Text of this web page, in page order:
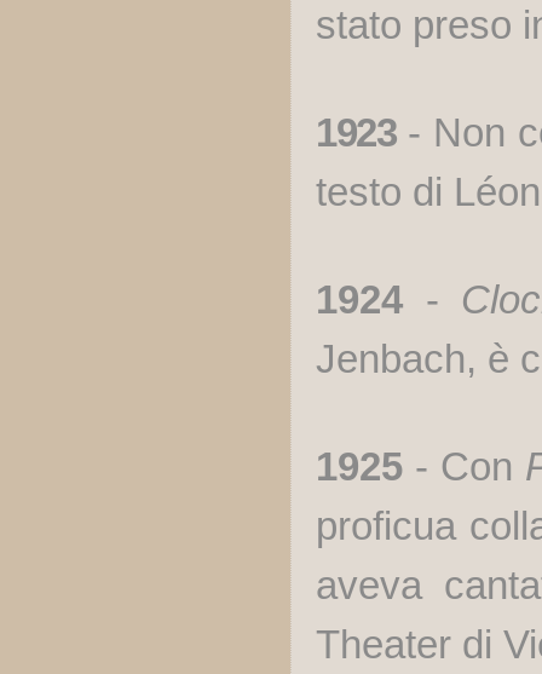
stato preso
1923- Non
testo di
1924 -
Jenbach, è
1925 - Con
proficua
aveva
Theater di